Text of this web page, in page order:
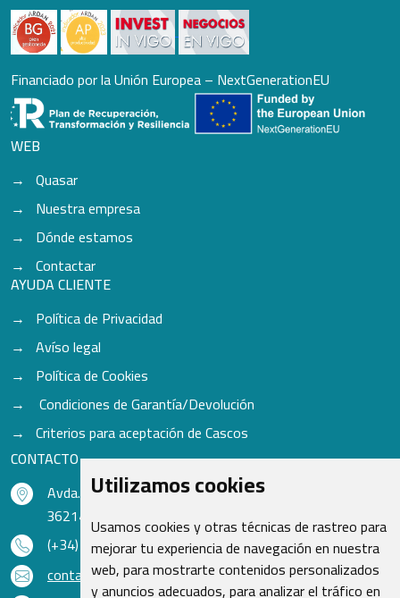
Utilizamos cookies
Usamos cookies y otras técnicas de rastreo para
mejorar tu experiencia de navegación en nuestra
web, para mostrarte contenidos personalizados
y anuncios adecuados, para analizar el tráfico en
Financiado por la Unión Europea – NextGenerationEU
WEB
Quasar
Nuestra empresa
Dónde estamos
Contactar
AYUDA CLIENTE
Política de Privacidad
Avíso legal
Política de Cookies
Condiciones de Garantía/Devolución
Criterios para aceptación de Cascos
CONTACTO
Avda. do Freixo - Sardoma, 13
36214 Vigo - Pontevedra - España
(+34) 986 48 16 33
contacto@qsr.es